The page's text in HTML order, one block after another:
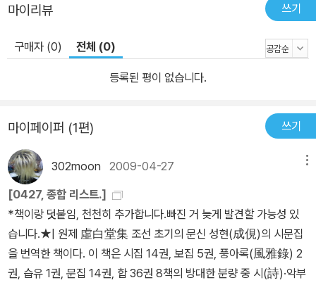
마이리뷰 쓰기
구매자 (0) 전체 (0)
등록된 평이 없습니다.
마이페이퍼 (1편) 쓰기
302moon 2009-04-27
[0427, 종합 리스트.]
*책이랑 덧붙임, 천천히 추가합니다.빠진 거 늦게 발견할 가능성 있
습니다.★| 원제 虛白堂集 조선 초기의 문신 성현(成俔)의 시문집
을 번역한 책이다. 이 책은 시집 14권, 보집 5권, 풍아록(風雅錄) 2
권, 습유 1권, 문집 14권, 합 36권 8책의 방대한 분량 중 시(詩)·악부